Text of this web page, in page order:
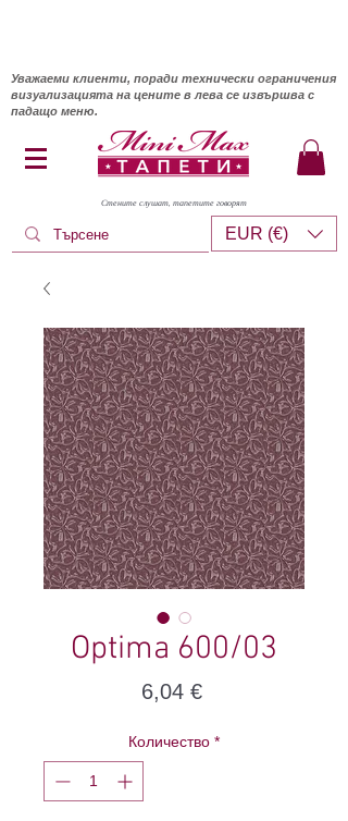
Уважаеми клиенти, поради технически ограничения
визуализацията на цените в лева се извършва с
падащо меню.
Стените слушат, тапетите говорят
EUR (€)
Optima 600/03
6,04 €Цена
Количество *